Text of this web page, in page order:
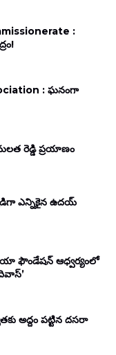
:
: ఘనంగా
రెడ్డి ప్రయాణం
ఎన్నికైన ఉదయ్
ఫౌండేషన్ ఆధ్వర్యంలో
అద్దం పట్టిన దసరా